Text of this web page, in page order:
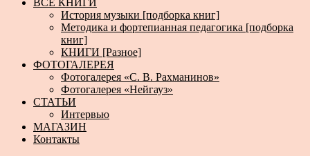
ВСЕ КНИГИ
История музыки [подборка книг]
Методика и фортепианная педагогика [подборка
книг]
КНИГИ [Разное]
ФОТОГАЛЕРЕЯ
Фотогалерея «С. В. Рахманинов»
Фотогалерея «Нейгауз»
СТАТЬИ
Интервью
МАГАЗИН
Контакты